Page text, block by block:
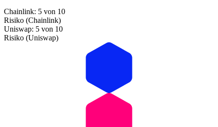
Chainlink: 5 von 10
Risiko (Chainlink)
Uniswap: 5 von 10
Risiko (Uniswap)